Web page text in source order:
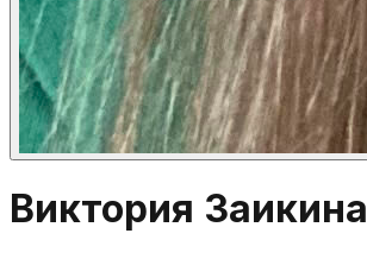
Виктория Заикина